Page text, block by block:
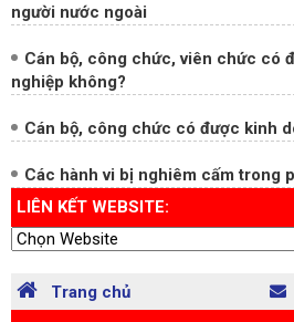
người nước ngoài
Cán bộ, công chức, viên chức có
nghiệp không?
Cán bộ, công chức có được kinh
Các hành vi bị nghiêm cấm trong
LIÊN KẾT WEBSITE:
Trang chủ